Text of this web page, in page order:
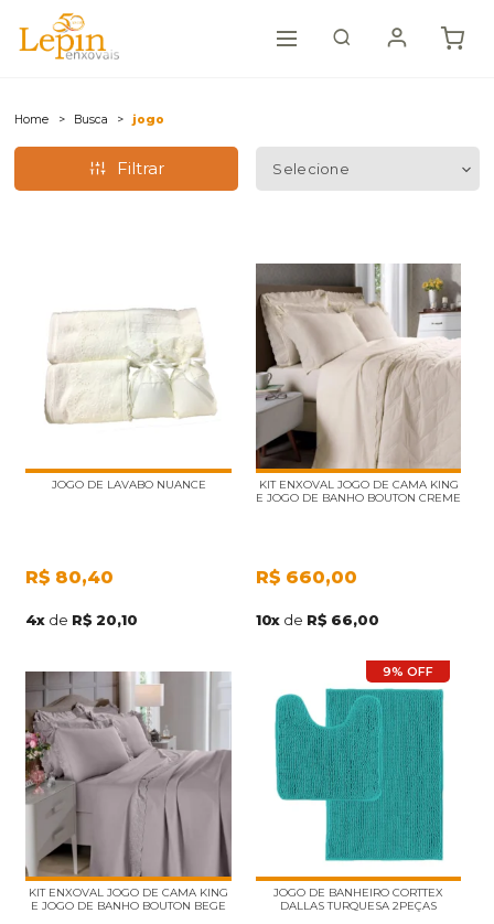
Home Busca jogo
Filtrar
JOGO DE LAVABO NUANCE
R$ 80,40
4x de R$ 20,10
KIT ENXOVAL JOGO DE CAMA KING
E JOGO DE BANHO BOUTON CREME
R$ 660,00
10x de R$ 66,00
KIT ENXOVAL JOGO DE CAMA KING
E JOGO DE BANHO BOUTON BEGE
9% OFF
JOGO DE BANHEIRO CORTTEX
DALLAS TURQUESA 2PEÇAS